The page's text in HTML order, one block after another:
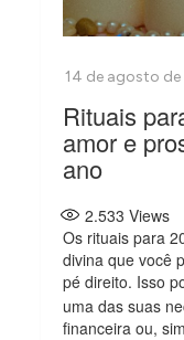
Rituais
amor e
ano
2.533 Views
Os rituais para
divina que você
pé direito. Isso
uma das suas
financeira ou,